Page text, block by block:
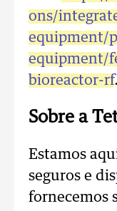
ons/
equipment/
equipment/
bioreactor-rf.
Sobre a
Estamos
seguros e
fornecemos